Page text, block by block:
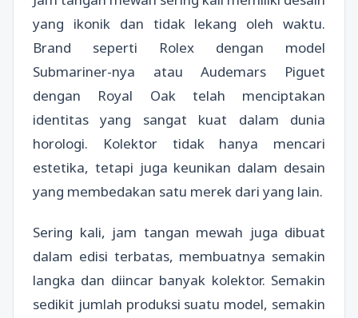
yang ikonik dan tidak lekang oleh waktu.
Brand seperti Rolex dengan model
Submariner-nya atau Audemars Piguet
dengan Royal Oak telah menciptakan
identitas yang sangat kuat dalam dunia
horologi. Kolektor tidak hanya mencari
estetika, tetapi juga keunikan dalam desain
yang membedakan satu merek dari yang lain.
Sering kali, jam tangan mewah juga dibuat
dalam edisi terbatas, membuatnya semakin
langka dan diincar banyak kolektor. Semakin
sedikit jumlah produksi suatu model, semakin